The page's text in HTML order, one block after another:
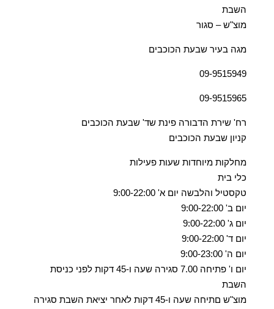
השבת
מוצ"ש – סגור
מגה בעיר שבעת הכוכבים
09-9515949
09-9515965
רח' שירת הדבורה פינת שד' שבעת הכוכבים
קניון שבעת הכוכבים
מחלקות מיוחדות שעות פעילות
כלי בית
טקסטיל והלבשה יום א' 9:00-22:00
יום ב' 9:00-22:00
יום ג' 9:00-22:00
יום ד' 9:00-22:00
יום ה' 9:00-23:00
יום ו' פתיחה 7.00 סגירה שעה ו-45 דקות לפני כניסת
השבת
מוצ"ש םתיחה שעה ו-45 דקות לאחר יציאת השבת סגירה